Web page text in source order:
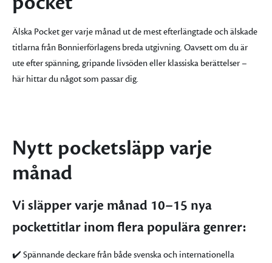
Älska Pocket ger varje månad ut de mest efterlängtade och älskade
titlarna från Bonnierförlagens breda utgivning. Oavsett om du är
ute efter spänning, gripande livsöden eller klassiska berättelser –
här hittar du något som passar dig.
Nytt pocketsläpp varje
månad
Vi släpper varje månad 10–15 nya
pockettitlar inom flera populära genrer:
✔️ Spännande deckare från både svenska och internationella